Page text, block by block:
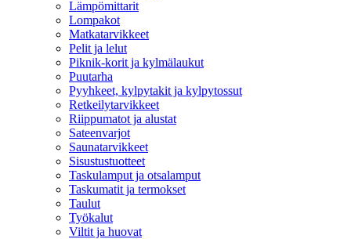
Lämpömittarit
Lompakot
Matkatarvikkeet
Pelit ja lelut
Piknik-korit ja kylmälaukut
Puutarha
Pyyhkeet, kylpytakit ja kylpytossut
Retkeilytarvikkeet
Riippumatot ja alustat
Sateenvarjot
Saunatarvikkeet
Sisustustuotteet
Taskulamput ja otsalamput
Taskumatit ja termokset
Taulut
Työkalut
Viltit ja huovat